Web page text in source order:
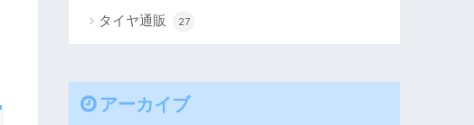
タイヤ通販 27
アーカイブ